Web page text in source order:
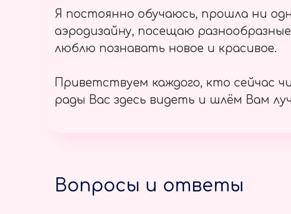
Я постоянно обучаюсь, прошла ни
аэродизайну, посещаю
люблю познавать новое и красивое.
Приветствуем каждого, кто сейчас
рады Вас здесь видеть и шлём Вам
Вопросы и ответы